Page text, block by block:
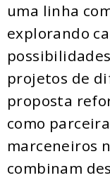
uma linha
explorando
projetos de
proposta
como
marceneiros
combinam